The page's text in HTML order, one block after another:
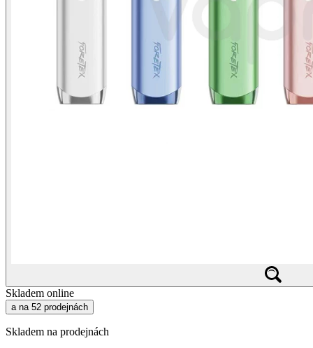
Skladem online
a na 52 prodejnách
Skladem na prodejnách